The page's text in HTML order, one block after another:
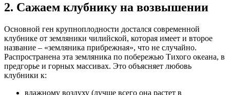
2. Сажаем клубнику на возвышении
Основной ген крупноплодности достался современной
клубнике от земляники чилийской, которая имеет и второе
название – «земляника прибрежная», что не случайно.
Распространена эта земляника по побережью Тихого океана, в
предгорье и горных массивах. Это объясняет любовь
клубники к:
влажному воздуху (лучше всего она растет в